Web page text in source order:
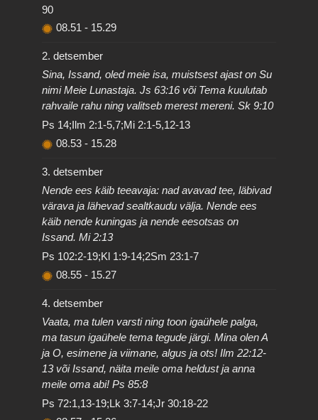
90
08.51 - 15.29
2. detsember
Sina, Issand, oled meie isa, muistsest ajast on Su
nimi Meie Lunastaja. Js 63:16 või Tema kuulutab
rahvaile rahu ning valitseb merest mereni. Sk 9:10
Ps 14;Ilm 2:1-5,7;Mi 2:1-5,12-13
08.53 - 15.28
3. detsember
Nende ees käib teeavaja: nad avavad tee, läbivad
värava ja lähevad sealtkaudu välja. Nende ees
käib nende kuningas ja nende eesotsas on
Issand. Mi 2:13
Ps 102:2-19;Kl 1:9-14;2Sm 23:1-7
08.55 - 15.27
4. detsember
Vaata, ma tulen varsti ning toon igaühele palga,
ma tasun igaühele tema tegude järgi. Mina olen A
ja O, esimene ja viimane, algus ja ots! Ilm 22:12-
13 või Issand, näita meile oma heldust ja anna
meile oma abi! Ps 85:8
Ps 72:1,13-19;Lk 3:7-14;Jr 30:18-22